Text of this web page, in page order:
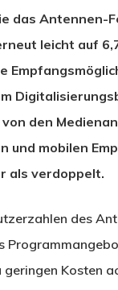
das Antennen-
leicht auf
von den
und mobilen
als verdoppelt.
des
Kosten